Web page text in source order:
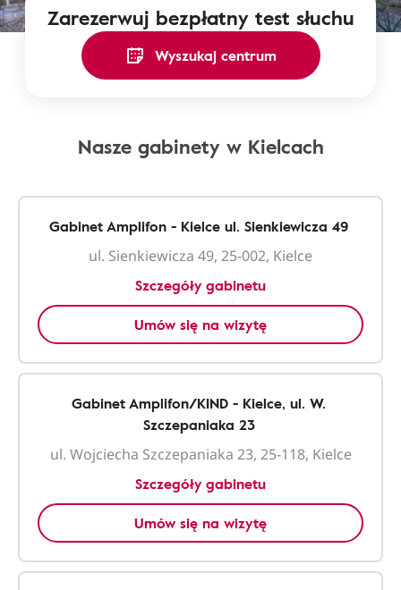
Zarezerwuj bezpłatny test słuchu
Wyszukaj centrum
Nasze gabinety w Kielcach
Gabinet Amplifon - Kielce ul. Sienkiewicza 49
ul. Sienkiewicza 49, 25-002, Kielce
Szczegóły gabinetu
Umów się na wizytę
Gabinet Amplifon/KIND - Kielce, ul. W.
Szczepaniaka 23
ul. Wojciecha Szczepaniaka 23, 25-118, Kielce
Szczegóły gabinetu
Umów się na wizytę